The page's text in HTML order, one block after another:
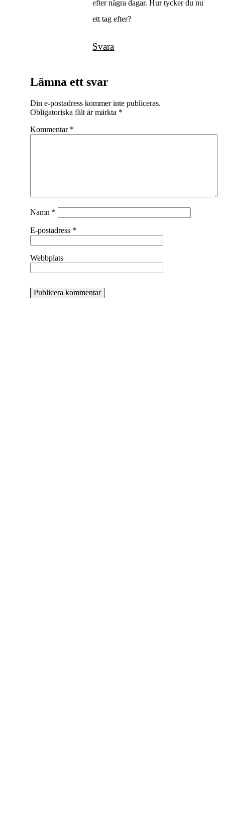
efter några dagar. Hur tycker du nu
ett tag efter?
Svara
Lämna ett svar
Din e-postadress kommer inte publiceras.
Obligatoriska fält är märkta *
Kommentar *
Namn *
E-postadress *
Webbplats